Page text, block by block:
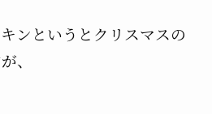
ンというとクリスマスの
、